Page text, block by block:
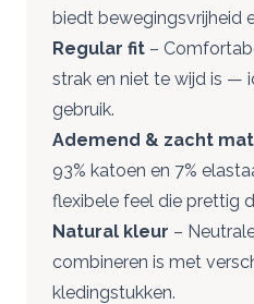
biedt bewegingsvrijheid
Regular fit –
strak en niet te wijd is —
gebruik.
Ademend & zacht
93% katoen en 7%
flexibele feel die prettig
Natural kleur –
combineren is met
kledingstukken.